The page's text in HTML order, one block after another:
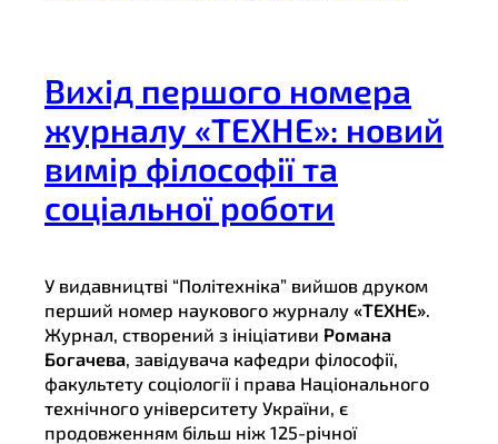
Вихід першого номера
журналу «ТЕХНЕ»: новий
вимір філософії та
соціальної роботи
У видавництві “Політехніка” вийшов друком
перший номер наукового журналу «ТЕХНЕ»
Журнал, створений з ініціативи Романа
Богачева , завідувача кафедри філософії,
факультету соціології і права Національного
технічного університету України, є
продовженням більш ніж 125-річної